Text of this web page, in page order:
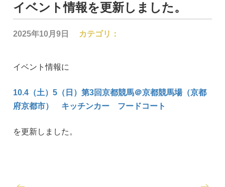
イベント情報を更新しました。
2025年10月9日 カテゴリ：
イベント情報に
10.4（土）5（日）第3回京都競馬＠京都競馬場（京都
府京都市） キッチンカー フードコート
を更新しました。